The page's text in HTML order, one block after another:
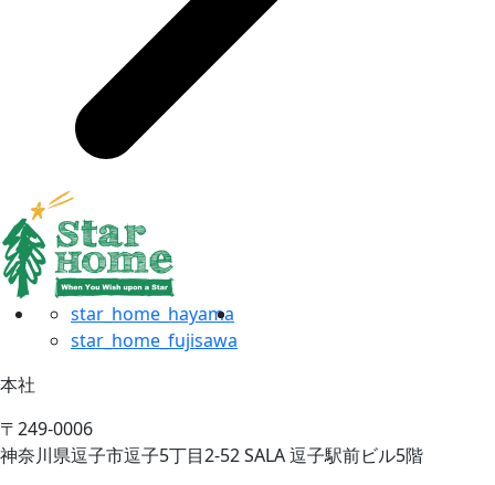
star_home_hayama
star_home_fujisawa
本社
〒249-0006
神奈川県逗子市逗子5丁目2-52 SALA 逗子駅前ビル5階